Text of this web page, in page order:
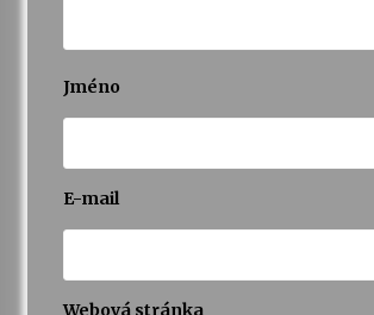
Jméno
E-mail
Webová stránka